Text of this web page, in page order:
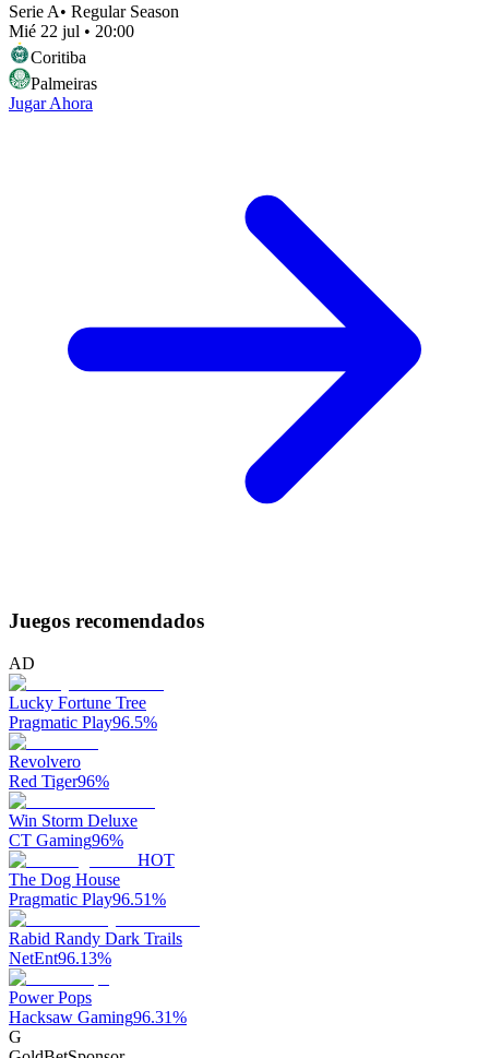
Serie A• Regular Season
Mié 22 jul • 20:00
Coritiba
Palmeiras
Jugar Ahora
Juegos recomendados
AD
Lucky Fortune Tree
Pragmatic Play96.5%
Revolvero
Red Tiger96%
Win Storm Deluxe
CT Gaming96%
HOT
The Dog House
Pragmatic Play96.51%
Rabid Randy Dark Trails
NetEnt96.13%
Power Pops
Hacksaw Gaming96.31%
G